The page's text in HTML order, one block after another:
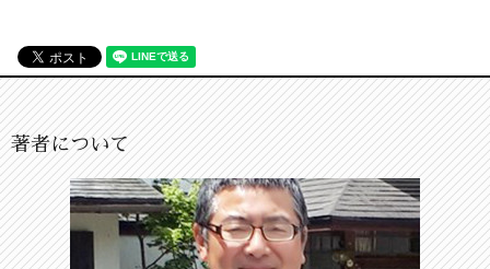
著者について